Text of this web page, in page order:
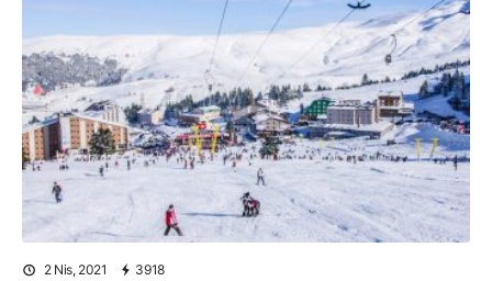
2 Nis, 2021 3918